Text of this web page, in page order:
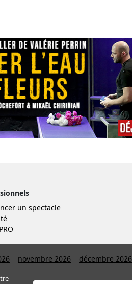
un spectacle
novembre 2026 décembre 2026